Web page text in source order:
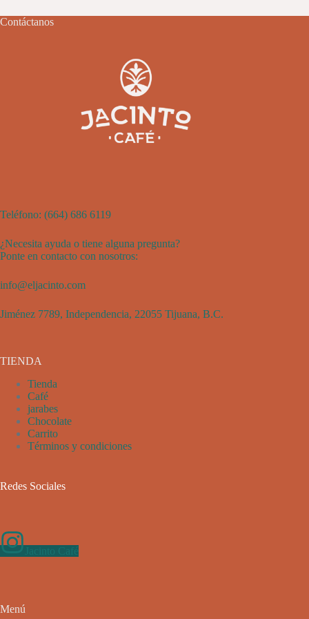
Contáctanos
Teléfono: (664) 686 6119
¿Necesita ayuda o tiene alguna pregunta?
Ponte en contacto con nosotros:
info@eljacinto.com
Jiménez 7789, Independencia, 22055 Tijuana, B.C.
TIENDA
Tienda
Café
jarabes
Chocolate
Carrito
Términos y condiciones
Redes Sociales
Menú